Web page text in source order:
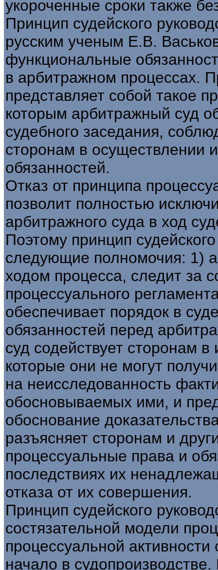
укороченные сроки также
Принцип судейского
русским ученым Е.В.
функциональные
в арбитражном процессах.
представляет собой такое
которым арбитражный суд
судебного заседания,
сторонам в осуществлении
обязанностей.
Отказ от принципа
позволит полностью
арбитражного суда в ход
Поэтому принцип
следующие полномочия: 1)
ходом процесса, следит за
процессуального
обеспечивает порядок в
обязанностей перед
суд содействует сторонам
которые они не могут
на неисследованность
обосновываемых ими, и
обоснование
разъясняет сторонам и
процессуальные права и
последствиях их
отказа от их совершения.
Принцип судейского
состязательной модели
процессуальной
начало в